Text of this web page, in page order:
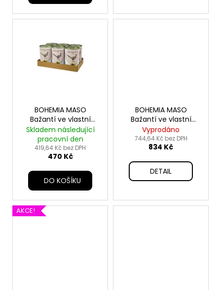
BOHEMIA MASO
Bažantí ve vlastní
šťávě SIX PACK
6x400g
Skladem následující
pracovní den
419,64 Kč bez DPH
470 Kč
DO KOŠÍKU
BOHEMIA MASO
Bažantí ve vlastní
šťávě SIX PACK 6x800g
Vyprodáno
744,64 Kč bez DPH
834 Kč
DETAIL
AKCE!